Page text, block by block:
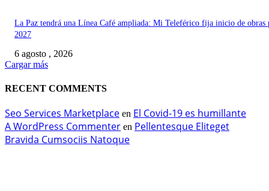
La Paz tendrá una Línea Café ampliada: Mi Teleférico fija inicio de obras
2027
6 agosto , 2026
Cargar más
RECENT COMMENTS
Seo Services Marketplace en El Covid-19 es humillante
A WordPress Commenter en Pellentesque Eliteget
Bravida Cumsociis Natoque